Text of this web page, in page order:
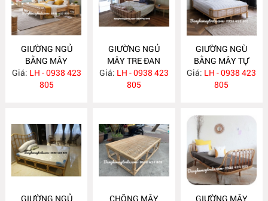
GIƯỜNG NGỦ
BẰNG MÂY
MA512
Giá: LH - 0938 423
805
GIƯỜNG NGỦ
MÂY TRE ĐAN
MA511
Giá: LH - 0938 423
805
GIƯỜNG NGÙ
BẰNG MÂY TỰ
NHIÊN MA510
Giá: LH - 0938 423
805
GIƯỜNG NGỦ
CHÕNG MÂY
GIƯỜNG MÂY